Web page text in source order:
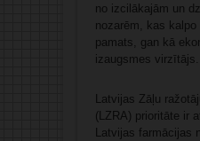
no izcilākajām un
nozarēm, kas
pamats, gan kā
izaugsmes virzītājs.
Latvijas Zāļu
(LZRA) prioritāte ir
Latvijas farmācijas